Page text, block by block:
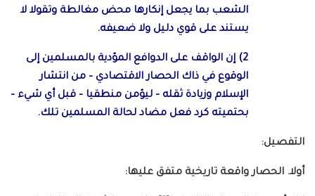
الشعب بما يجعل إنكارها محض مغالطة وتقولا لا
يستند على قوي دليل ولا ضعيفه.
2) إن الواقف على الدوافع المؤدية بالمسلمين إلى
الوقوع في ذاك الحصار الاقتصادي – من انتشار
الإسلام وزيادة ثقله – ليؤمن منطقيا – قبل أي شيء –
بحتميته كرد فعل مضاد لحالة المسلمين تلك.
التفصيل:
أولا. الحصار واقعة تاريخية متفق عليها: